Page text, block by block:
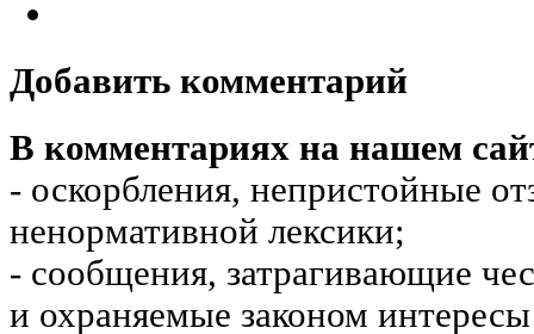
Добавить комментарий
В комментариях на нашем
- оскорбления, непристойные
ненормативной лексики;
- сообщения, затрагивающие
и охраняемые законом